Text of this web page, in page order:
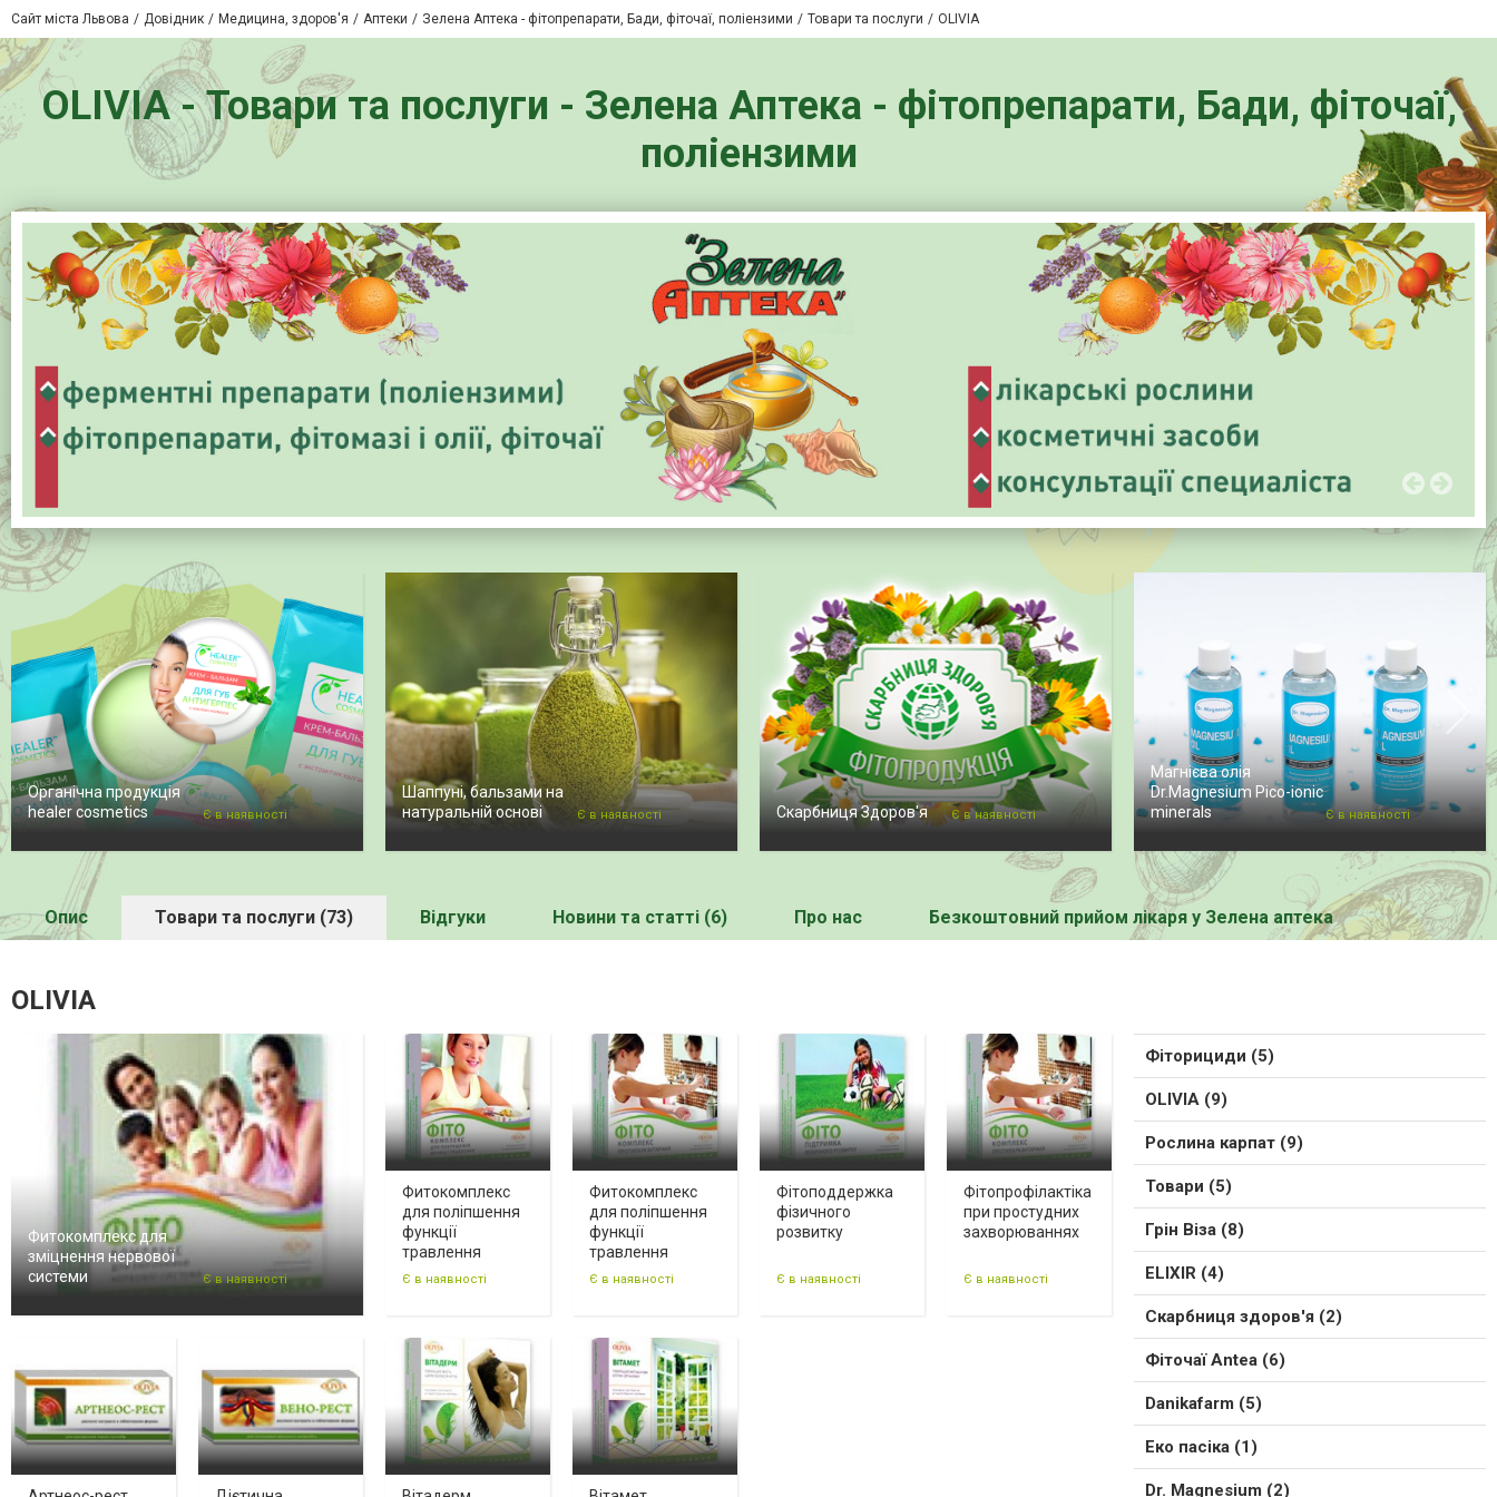
Сайт міста Львова Довідник Медицина, здоров'я Аптеки Зелена Аптека - фітопрепарати, Бади, фіточаї, поліензими Товари та послуги OLIVIA
OLIVIA - Товари та послуги - Зелена Аптека - фітопрепарати, Бади, фіточаї,
поліензими
Органічна продукція
healer cosmetics
Є в наявності
Шаппуні, бальзами на
натуральній основі
Є в наявності Скарбниця Здоров'я Є в наявності
Магнієва олія
Dr.Magnesium Pico-ionic
minerals
Є в наявності
Опис Товари та послуги (73) Відгуки Новини та статті (6) Про нас Безкоштовний прийом лікаря у Зелена аптека
OLIVIA
Фитокомплекс для
зміцнення нервової
системи
Є в наявності
Фитокомплекс
для поліпшення
функції
травлення
Є в наявності
Фитокомплекс
для поліпшення
функції
травлення
Є в наявності
Фітоподдержка
фізичного
розвитку
Є в наявності
Фітопрофілактіка
при простудних
захворюваннях
Є в наявності
Фіторициди (5)
OLIVIA (9)
Рослина карпат (9)
Товари (5)
Грін Віза (8)
ELIXIR (4)
Скарбниця здоров'я (2)
Фіточаї Antea (6)
Danikafarm (5)
Еко пасіка (1)
Dr. Magnesium (2)